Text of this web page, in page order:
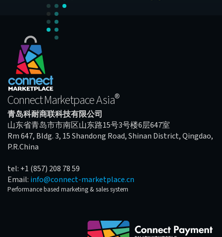
Connect Marketpace Asia®
青岛科耐商联科技有限公司
山东省青岛市市南区山东路15号3号楼6层647室
Rm 647, Bldg. 3, 15 Shandong Road, Shinan District, Qingdao,
P.R.China
tel: +1 (857) 208 78 59
Email: info@connect-marketplace.cn
Performance based marketing & sales system